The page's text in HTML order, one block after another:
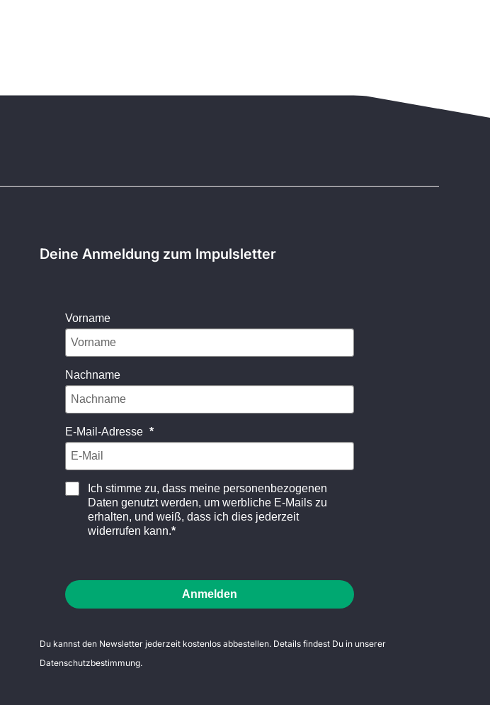
Deine Anmeldung zum Impulsletter
Vorname
Nachname
E-Mail-Adresse
Ich stimme zu, dass meine personenbezogenen
Daten genutzt werden, um werbliche E-Mails zu
erhalten, und weiß, dass ich dies jederzeit
widerrufen kann.
Anmelden
Du kannst den Newsletter jederzeit kostenlos abbestellen. Details findest Du in unserer
Datenschutzbestimmung.